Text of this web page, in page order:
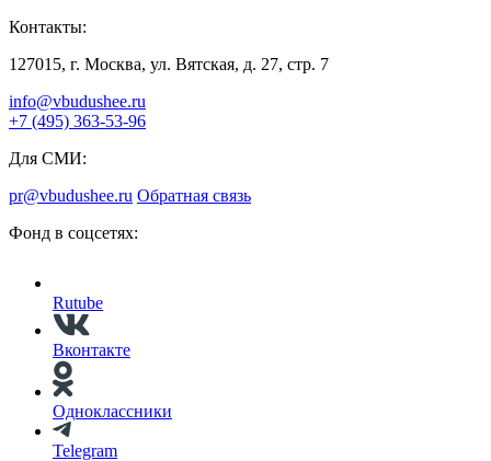
Контакты:
127015, г. Москва, ул. Вятская, д. 27, стр. 7
info@vbudushee.ru
+7 (495) 363-53-96
Для СМИ:
pr@vbudushee.ru Обратная связь
Фонд в соцсетях:
Rutube
Вконтакте
Одноклассники
Telegram